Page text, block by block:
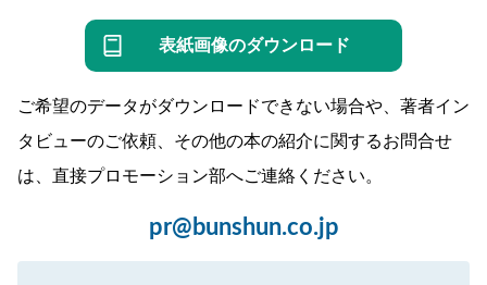
表紙画像のダウンロード
ご希望のデータがダウンロードできない場合や、著者イン
タビューのご依頼、その他の本の紹介に関するお問合せ
は、直接プロモーション部へご連絡ください。
pr@bunshun.co.jp